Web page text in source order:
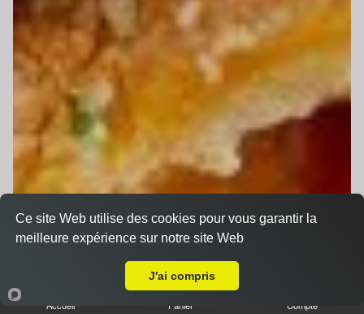
Accueil Panier Compte
Ce site Web utilise des cookies pour vous garantir la
meilleure expérience sur notre site Web
J'ai compris